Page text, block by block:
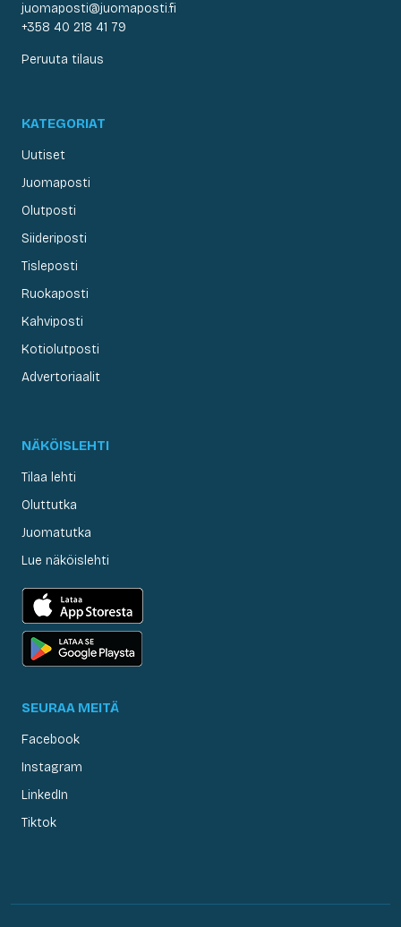
juomaposti@juomaposti.fi
+358 40 218 41 79
Peruuta tilaus
KATEGORIAT
Uutiset
Juomaposti
Olutposti
Siideriposti
Tisleposti
Ruokaposti
Kahviposti
Kotiolutposti
Advertoriaalit
NÄKÖISLEHTI
Tilaa lehti
Oluttutka
Juomatutka
Lue näköislehti
SEURAA MEITÄ
Facebook
Instagram
LinkedIn
Tiktok